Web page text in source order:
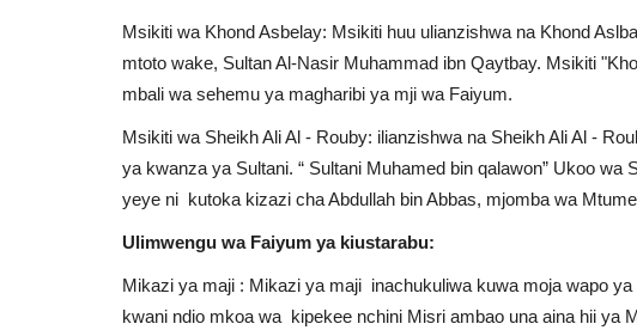
Msikiti wa Khond Asbelay: Msikiti huu ulianzishwa na Khond
mtoto wake, Sultan Al-Nasir Muhammad ibn Qaytbay. Msikiti
mbali wa sehemu ya magharibi ya mji wa Faiyum.
Msikiti wa Sheikh Ali Al - Rouby: ilianzishwa na Sheikh Ali Al -
ya kwanza ya Sultani. “ Sultani Muhamed bin qalawon” Ukoo
yeye ni kutoka kizazi cha Abdullah bin Abbas, mjomba wa
Ulimwengu wa Faiyum ya kiustarabu:
Mikazi ya maji : Mikazi ya maji inachukuliwa kuwa moja wapo
kwani ndio mkoa wa kipekee nchini Misri ambao una aina hii ya